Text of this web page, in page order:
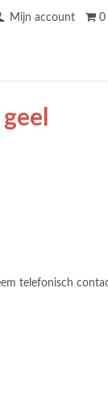
Mijn account 0
telefonisch